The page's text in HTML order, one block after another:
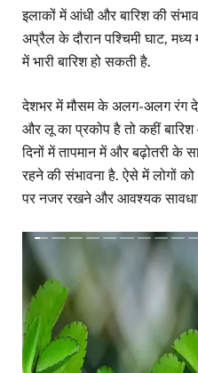
इलाकों में आंधी और बारिश की
अप्रैल के दौरान पश्चिमी घाट,
में भारी बारिश हो सकती है.
देशभर में मौसम के अलग-अलग रंग
और लू का प्रकोप है तो कहीं
दिनों में तापमान में और बढ़ोतरी के
रहने की संभावना है. ऐसे में लोगों
पर नजर रखने और आवश्यक